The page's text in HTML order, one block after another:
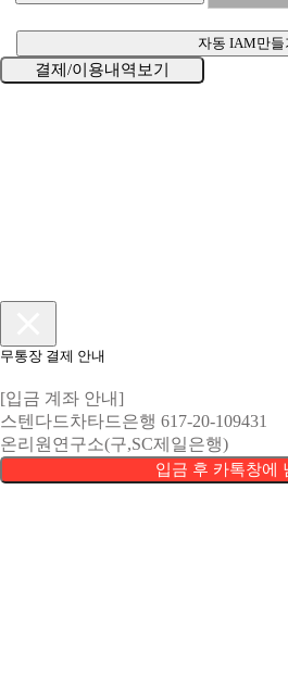
자동 IAM만들
결제/이용내역보기
무통장 결제 안내
[입금 계좌 안내]
스텐다드차타드은행 617-20-109431
온리원연구소(구,SC제일은행)
입금 후 카톡창에